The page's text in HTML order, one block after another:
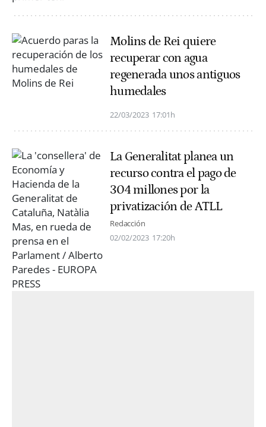
Molins de Rei quiere
recuperar con agua
regenerada unos antiguos
humedales
22/03/2023 17:01h
La Generalitat planea un
recurso contra el pago de
304 millones por la
privatización de ATLL
Redacción
02/02/2023 17:20h